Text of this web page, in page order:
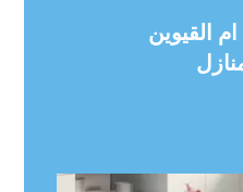
القيوين